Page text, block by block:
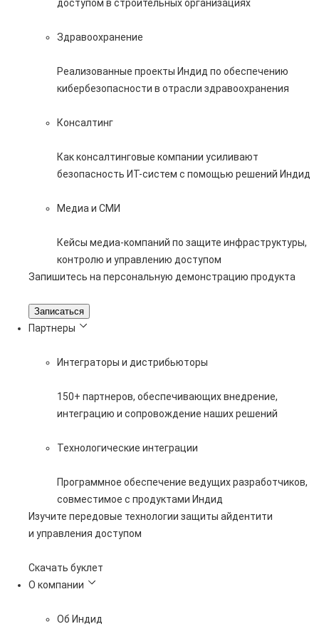
доступом в строительных организациях
Здравоохранение
Реализованные проекты Индид по обеспечению
кибербезопасности в отрасли здравоохранения
Консалтинг
Как консалтинговые компании усиливают
безопасность ИТ-систем с помощью решений Индид
Медиа и СМИ
Кейсы медиа-компаний по защите инфраструктуры,
контролю и управлению доступом
Запишитесь на персональную демонстрацию продукта
Записаться
Партнеры
Интеграторы и дистрибьюторы
150+ партнеров, обеспечивающих внедрение,
интеграцию и сопровождение наших решений
Технологические интеграции
Программное обеспечение ведущих разработчиков,
совместимое с продуктами Индид
Изучите передовые технологии защиты айдентити
и управления доступом
Скачать буклет
О компании
Об Индид